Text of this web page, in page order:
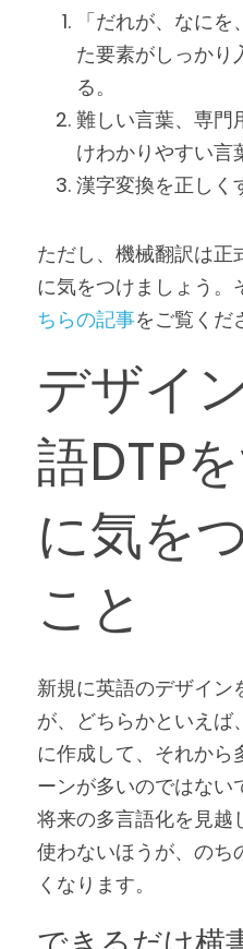
「だれが、なに
た要素がしっかり
る。
難しい言葉、専門
けわかりやすい言
漢字変換を正しく
ただし、機械翻訳は正
に気をつけましょう。
ちらの記事をご覧くだ
デザイ
語DTP
に気を
こと
新規に英語のデザイン
が、どちらかといえ
に作成して、それから
ーンが多いのではない
将来の多言語化を見越
使わないほうが、のち
くなります。